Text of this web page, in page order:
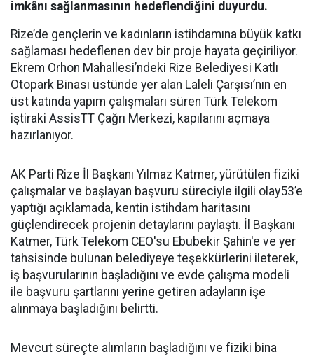
imkânı sağlanmasının hedeflendiğini duyurdu.
Rize’de gençlerin ve kadınların istihdamına büyük katkı
sağlaması hedeflenen dev bir proje hayata geçiriliyor.
Ekrem Orhon Mahallesi’ndeki Rize Belediyesi Katlı
Otopark Binası üstünde yer alan Laleli Çarşısı’nın en
üst katında yapım çalışmaları süren Türk Telekom
iştiraki AssisTT Çağrı Merkezi, kapılarını açmaya
hazırlanıyor.
AK Parti Rize İl Başkanı Yılmaz Katmer, yürütülen fiziki
çalışmalar ve başlayan başvuru süreciyle ilgili olay53’e
yaptığı açıklamada, kentin istihdam haritasını
güçlendirecek projenin detaylarını paylaştı. İl Başkanı
Katmer, Türk Telekom CEO'su Ebubekir Şahin'e ve yer
tahsisinde bulunan belediyeye teşekkürlerini ileterek,
iş başvurularının başladığını ve evde çalışma modeli
ile başvuru şartlarını yerine getiren adayların işe
alınmaya başladığını belirtti.
Mevcut süreçte alımların başladığını ve fiziki bina